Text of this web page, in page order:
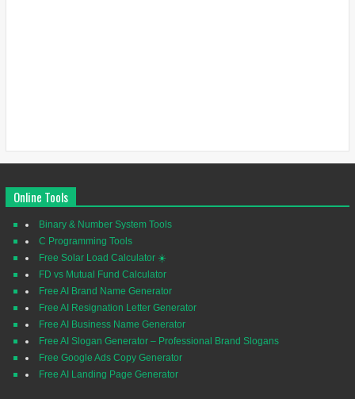
Online Tools
Binary & Number System Tools
C Programming Tools
Free Solar Load Calculator ☀️
FD vs Mutual Fund Calculator
Free AI Brand Name Generator
Free AI Resignation Letter Generator
Free AI Business Name Generator
Free AI Slogan Generator – Professional Brand Slogans
Free Google Ads Copy Generator
Free AI Landing Page Generator